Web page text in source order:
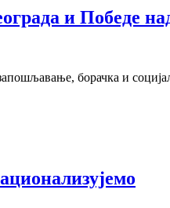
и Победе
борачка и